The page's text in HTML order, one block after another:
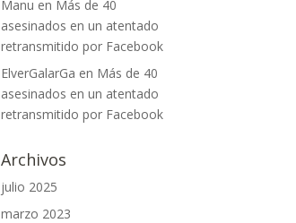
Manu en Más de 40
asesinados en un atentado
retransmitido por Facebook
ElverGalarGa en Más de 40
asesinados en un atentado
retransmitido por Facebook
Archivos
julio 2025
marzo 2023